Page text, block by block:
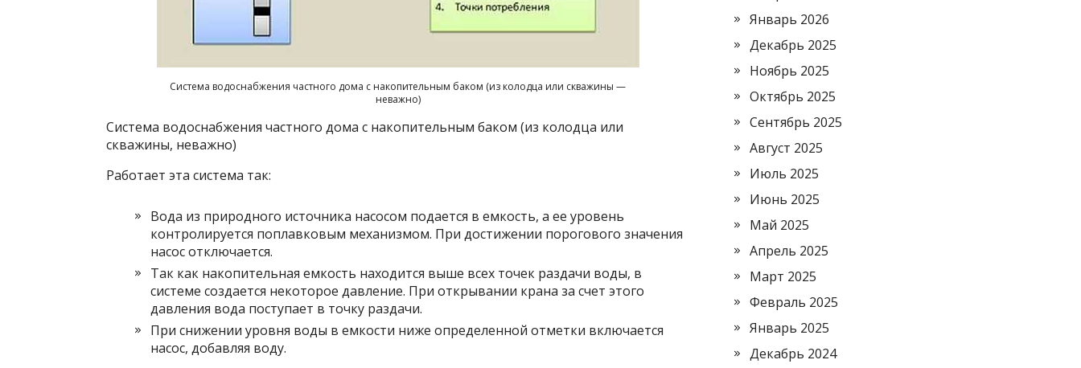
Система водоснабжения частного дома с накопительным баком (из колодца или скважины —
неважно)
Система водоснабжения частного дома с накопительным баком (из колодца или
скважины, неважно)
Работает эта система так:
Вода из природного источника насосом подается в емкость, а ее уровень
контролируется поплавковым механизмом. При достижении порогового значения
насос отключается.
Так как накопительная емкость находится выше всех точек раздачи воды, в
системе создается некоторое давление. При открывании крана за счет этого
давления вода поступает в точку раздачи.
При снижении уровня воды в емкости ниже определенной отметки включается
насос, добавляя воду.
Январь 2026
Декабрь 2025
Ноябрь 2025
Октябрь 2025
Сентябрь 2025
Август 2025
Июль 2025
Июнь 2025
Май 2025
Апрель 2025
Март 2025
Февраль 2025
Январь 2025
Декабрь 2024